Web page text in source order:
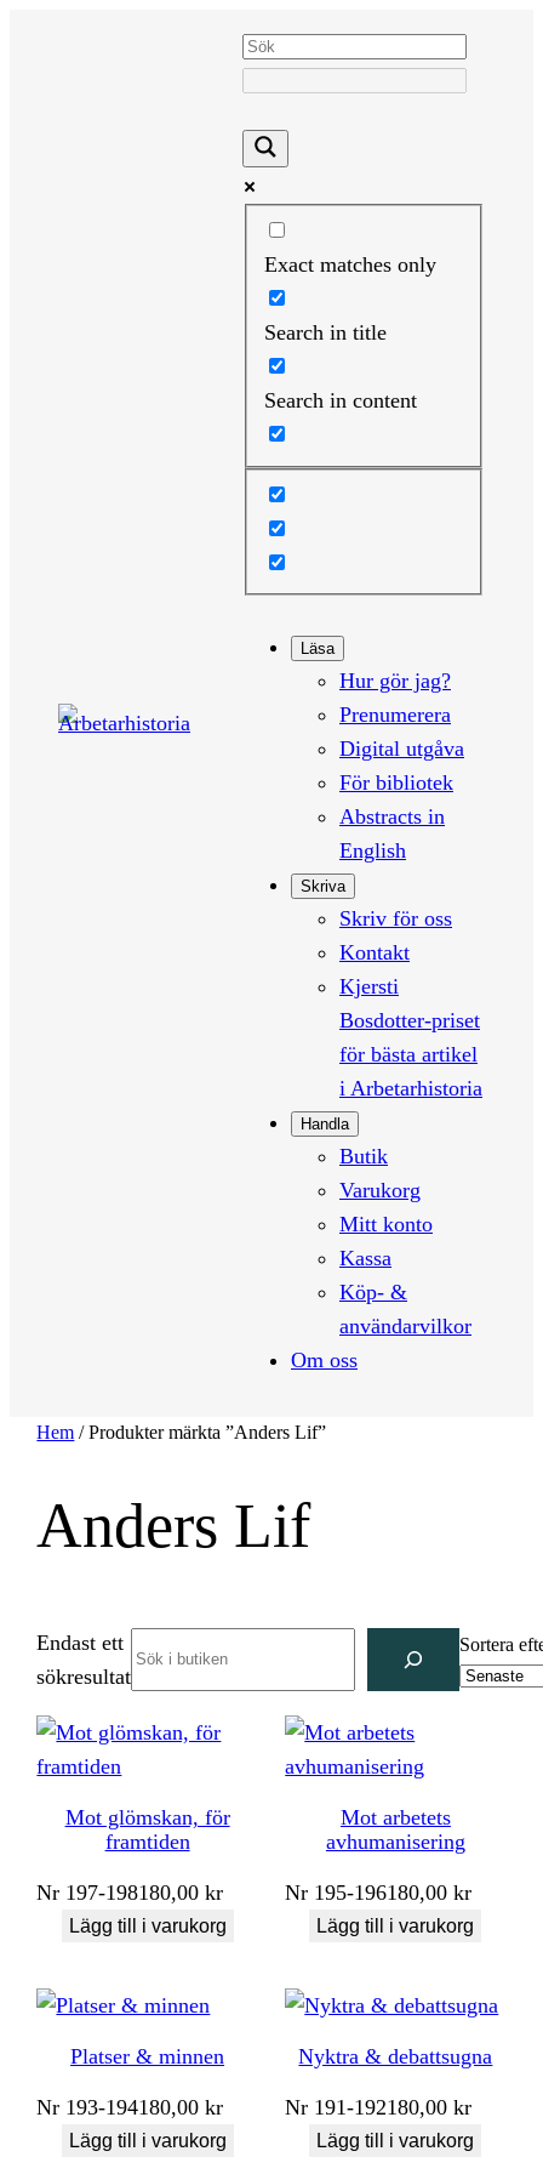
Exact matches only
Search in title
Search in content
Läsa
Hur gör jag?
Prenumerera
Digital utgåva
För bibliotek
Abstracts in
English
Skriva
Skriv för oss
Kontakt
Kjersti
Bosdotter-priset
för bästa artikel
i Arbetarhistoria
Handla
Butik
Varukorg
Mitt konto
Kassa
Köp- &
användarvilkor
Om oss
Hem / Produkter märkta ”Anders Lif”
Anders Lif
Endast ett
sökresultat
Sortera
Mot glömskan, för
framtiden
Nr 197-198180,00kr
Lägg till i varukorg
Mot arbetets
avhumanisering
Nr 195-196180,00kr
Lägg till i varukorg
Platser & minnen
Nr 193-194180,00kr
Lägg till i varukorg
Nyktra & debattsugna
Nr 191-192180,00kr
Lägg till i varukorg